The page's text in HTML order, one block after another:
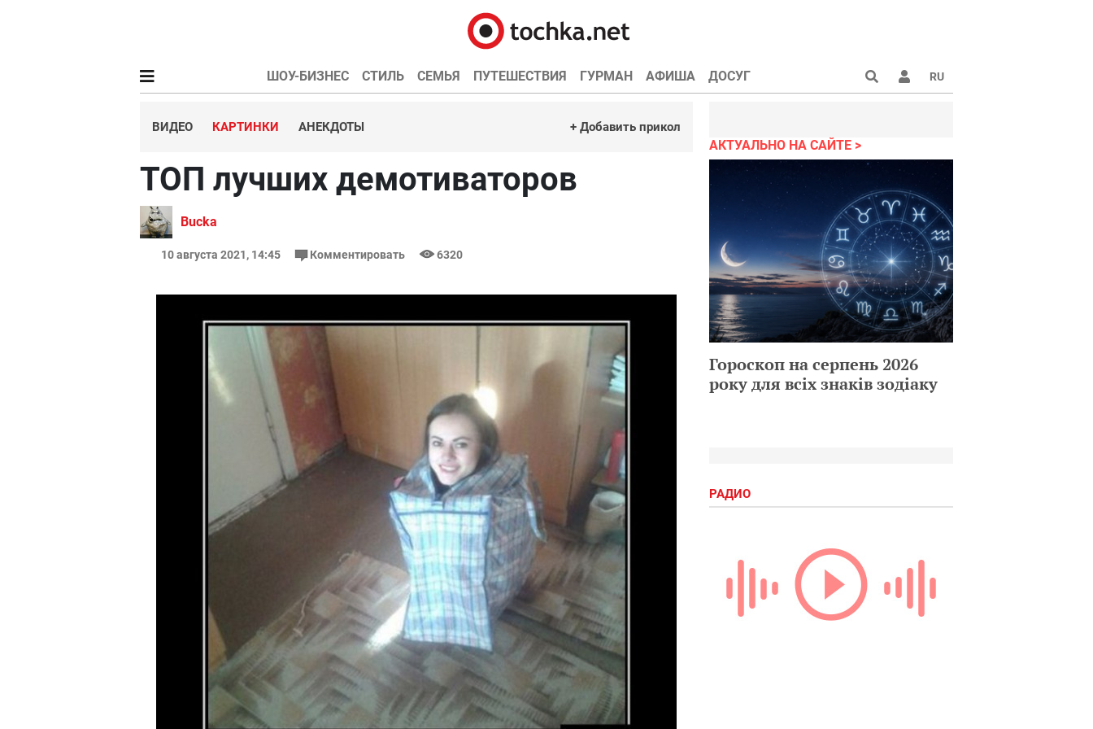
ШОУ-БИЗНЕС СТИЛЬ СЕМЬЯ ПУТЕШЕСТВИЯ ГУРМАН АФИША ДОСУГ RU
ВИДЕО КАРТИНКИ АНЕКДОТЫ + Добавить прикол
ТОП лучших демотиваторов
Bucka
10 августа 2021, 14:45 Комментировать 6320
АКТУАЛЬНО НА САЙТЕ
Гороскоп на серпень 2026
року для всіх знаків зодіаку
РАДИО